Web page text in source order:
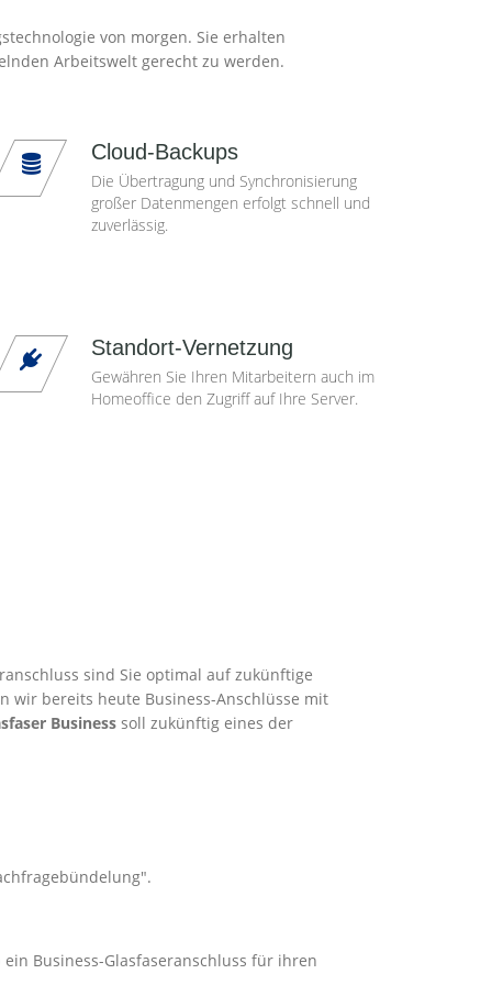
von morgen. Sie erhalten
Arbeitswelt gerecht zu werden.
Cloud-Backups
Die Übertragung und Synchronisierung
großer Datenmengen erfolgt schnell und
zuverlässig.
Standort-Vernetzung
Gewähren Sie Ihren Mitarbeitern auch im
Homeoffice den Zugriff auf Ihre Server.
sind Sie optimal auf zukünftige
wir bereits heute Business-Anschlüsse mit
Business soll zukünftig eines der
Business-Glasfaseranschluss für ihren